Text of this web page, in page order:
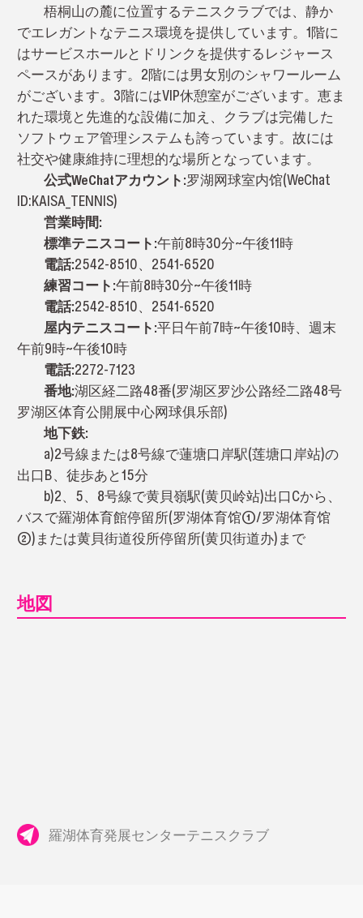
梧桐山の麓に位置するテニスクラブでは、静か
でエレガントなテニス環境を提供しています。1階に
はサービスホールとドリンクを提供するレジャース
ペースがあります。2階には男女別のシャワールーム
がございます。3階にはVIP休憩室がございます。恵ま
れた環境と先進的な設備に加え、クラブは完備した
ソフトウェア管理システムも誇っています。故には
社交や健康維持に理想的な場所となっています。
公式WeChatアカウント:罗湖网球室内馆(WeChat
ID:KAISA_TENNIS)
営業時間:
標準テニスコート:午前8時30分~午後11時
電話:2542-8510、2541-6520
練習コート:午前8時30分~午後11時
電話:2542-8510、2541-6520
屋内テニスコート:平日午前7時~午後10時、週末
午前9時~午後10時
電話:2272-7123
番地:湖区経二路48番(罗湖区罗沙公路经二路48号
罗湖区体育公開展中心网球俱乐部)
地下鉄:
a)2号線または8号線で蓮塘口岸駅(莲塘口岸站)の
出口B、徒歩あと15分
b)2、5、8号線で黄貝嶺駅(黄贝岭站)出口Cから、
バスで羅湖体育館停留所(罗湖体育馆①/罗湖体育馆
②)または黄貝街道役所停留所(黄贝街道办)まで
地図
羅湖体育発展センターテニスクラブ